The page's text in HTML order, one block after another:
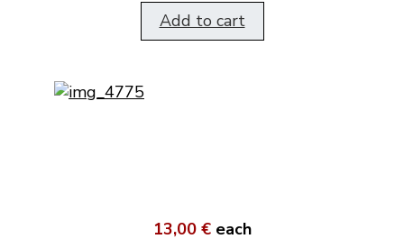
Add to cart
13,00 € each